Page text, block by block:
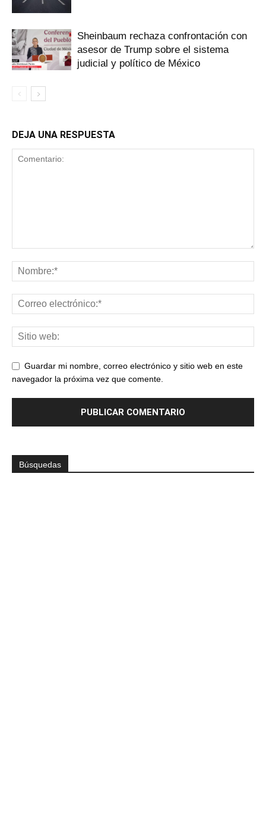
Sheinbaum rechaza confrontación con
asesor de Trump sobre el sistema
judicial y político de México
DEJA UNA RESPUESTA
Guardar mi nombre, correo electrónico y sitio web en este
navegador la próxima vez que comente.
Búsquedas